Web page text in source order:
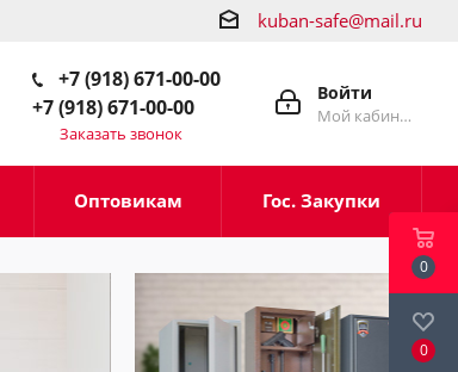
kuban-safe@mail.ru
Войти
Мой кабинет
+7 (918) 671-00-00
+7 (918) 671-00-00
Заказать звонок
Оптовикам Гос. Закупки
0
0